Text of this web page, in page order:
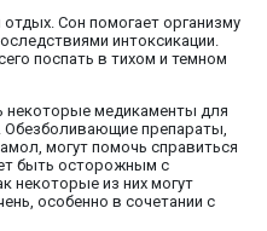
Сон помогает организму
интоксикации.
поспать в тихом и темном
некоторые медикаменты для
Обезболивающие препараты,
могут помочь справиться
быть осторожным с
некоторые из них могут
особенно в сочетании с